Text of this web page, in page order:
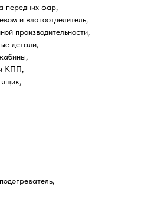
передних фар,
и влагоотделитель,
производительности,
детали,
КПП,